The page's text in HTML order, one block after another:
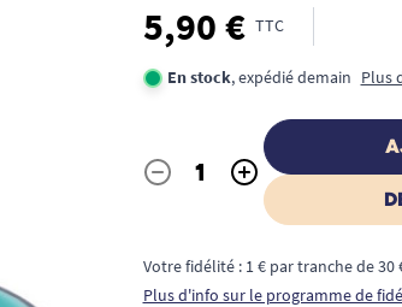
5,90 € TTC
En stock, expédié demain Plus
Quantité
- +
Votre fidélité : 1 € par tranche de 30
Plus d'info sur le programme de